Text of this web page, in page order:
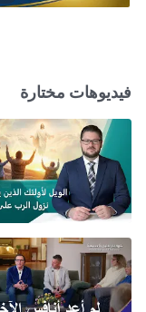
فيديوهات مختارة